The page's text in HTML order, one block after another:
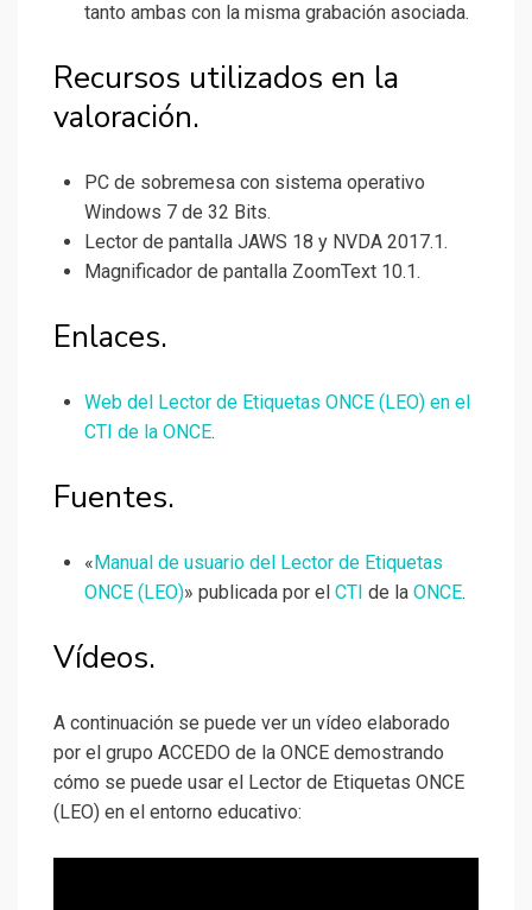
tanto ambas con la misma grabación asociada.
Recursos utilizados en la
valoración.
PC de sobremesa con sistema operativo
Windows 7 de 32 Bits.
Lector de pantalla JAWS 18 y NVDA 2017.1.
Magnificador de pantalla ZoomText 10.1.
Enlaces.
Web del Lector de Etiquetas ONCE (LEO) en el
CTI de la ONCE.
Fuentes.
« Manual de usuario del Lector de Etiquetas
ONCE (LEO)» publicada por el CTI de la ONCE.
Vídeos.
A continuación se puede ver un vídeo elaborado
por el grupo ACCEDO de la ONCE demostrando
cómo se puede usar el Lector de Etiquetas ONCE
(LEO) en el entorno educativo: